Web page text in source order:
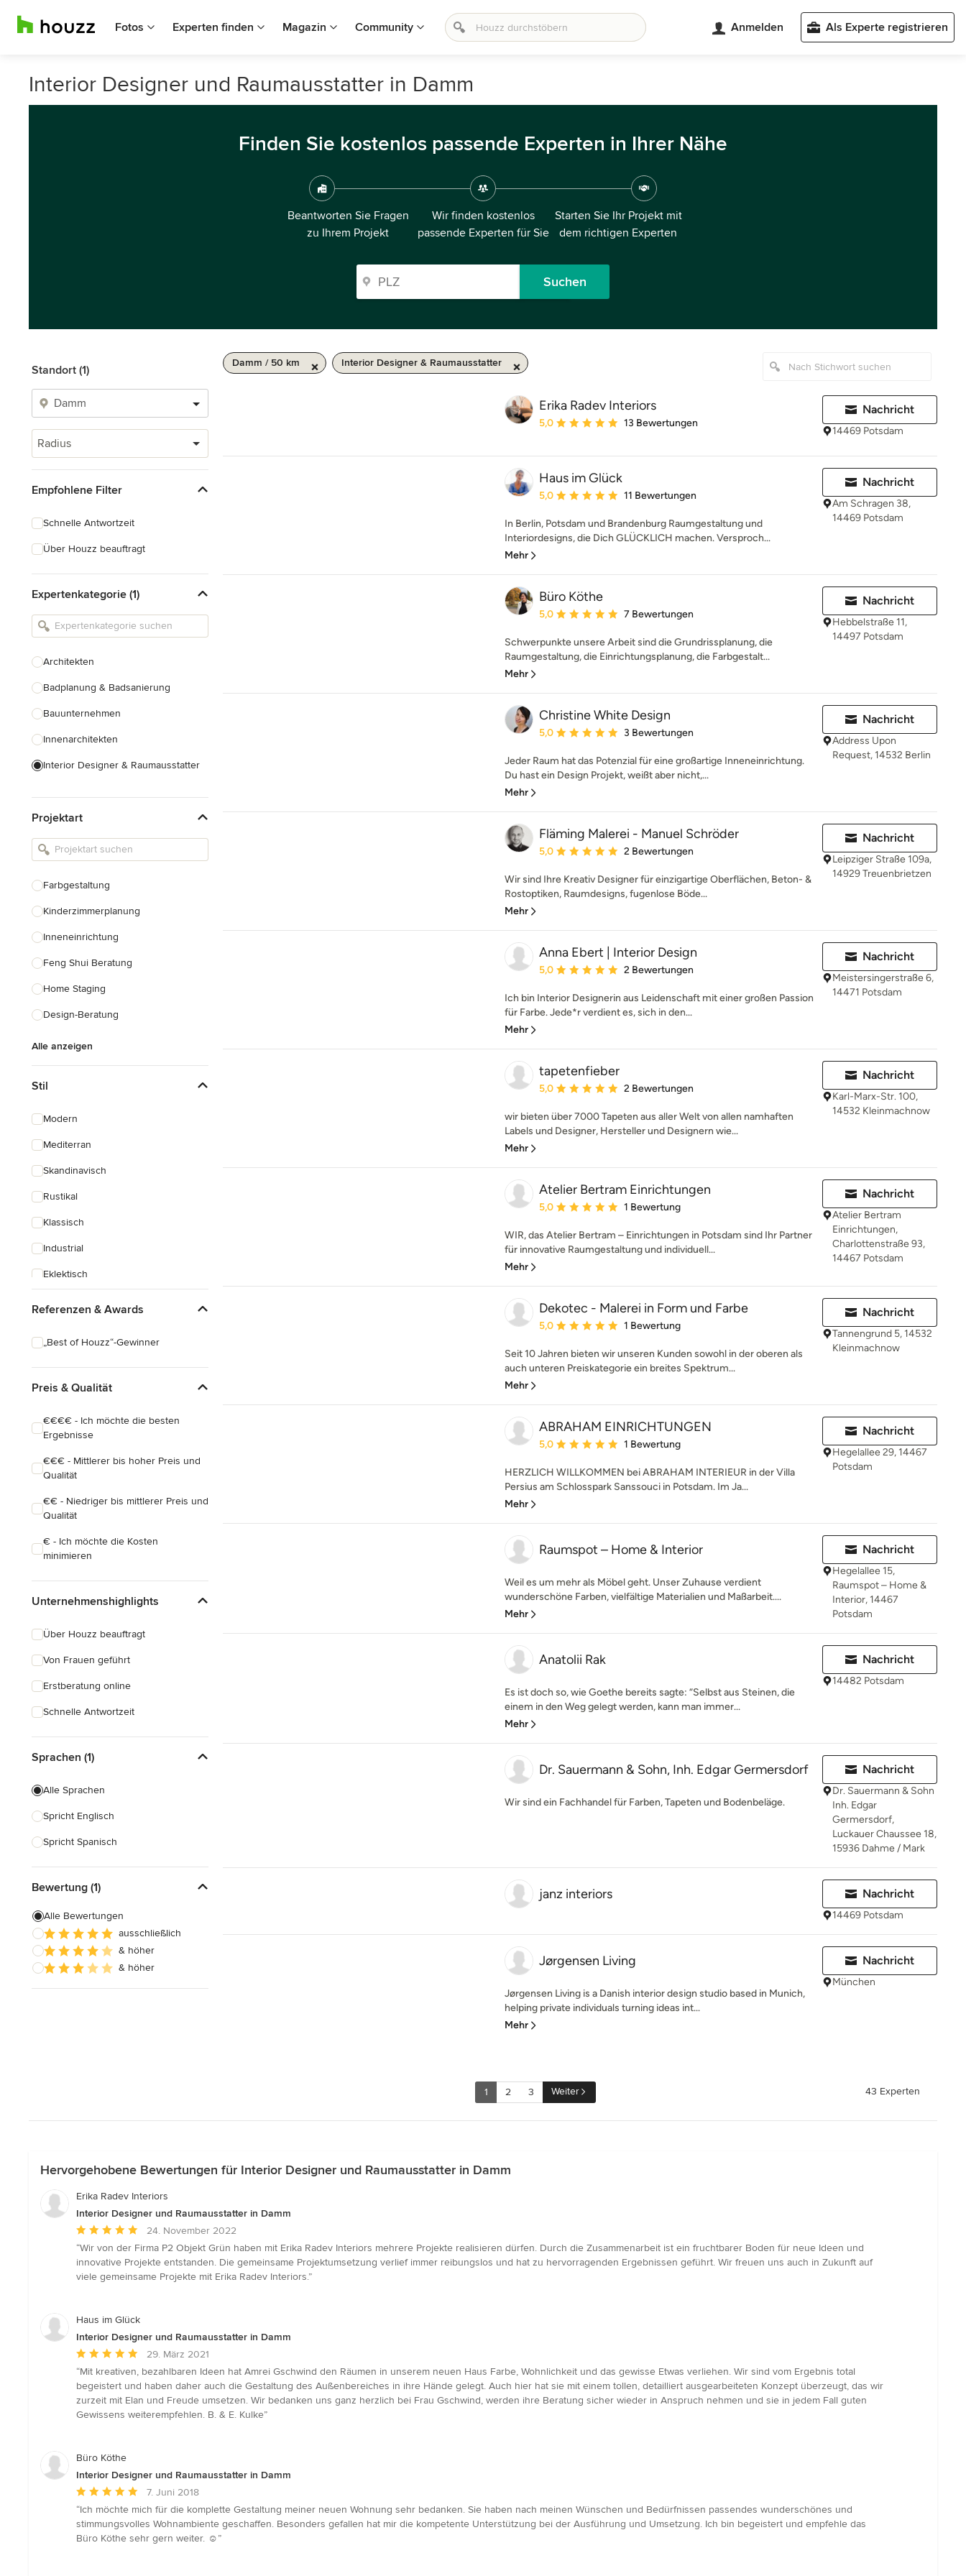
Fotos Experten finden Magazin Community Anmelden Als Experte registrieren
Interior Designer und Raumausstatter in Damm
Finden Sie kostenlos passende Experten in Ihrer Nähe
Beantworten Sie Fragen
zu Ihrem Projekt
Wir finden kostenlos
passende Experten für Sie
Starten Sie Ihr Projekt mit
dem richtigen Experten
Suchen
Standort (1)
Radius
Empfohlene Filter
Schnelle Antwortzeit
Über Houzz beauftragt
Expertenkategorie (1)
Architekten
Badplanung & Badsanierung
Bauunternehmen
Innenarchitekten
Interior Designer & Raumausstatter
Landschaftsarchitekten
Armaturen & Sanitärbedarf
Einbauschränke
Projektart
Farbgestaltung
Kinderzimmerplanung
Inneneinrichtung
Feng Shui Beratung
Home Staging
Design-Beratung
Alle anzeigen
Stil
Modern
Mediterran
Skandinavisch
Rustikal
Klassisch
Industrial
Eklektisch
Referenzen & Awards
„Best of Houzz“-Gewinner
Preis & Qualität
€€€€ - Ich möchte die besten
Ergebnisse
€€€ - Mittlerer bis hoher Preis und
Qualität
€€ - Niedriger bis mittlerer Preis und
Qualität
€ - Ich möchte die Kosten
minimieren
Unternehmenshighlights
Über Houzz beauftragt
Von Frauen geführt
Erstberatung online
Schnelle Antwortzeit
Sprachen (1)
Alle Sprachen
Spricht Englisch
Spricht Spanisch
Bewertung (1)
Alle Bewertungen
ausschließlich
& höher
& höher
Damm / 50 km Interior Designer & Raumausstatter
Erika Radev Interiors
Durchschnittliche Bewertung: 5 von 5 Sternen
5,0 13 Bewertungen
Nachricht
14469 Potsdam
Haus im Glück
Durchschnittliche Bewertung: 5 von 5 Sternen
5,0 11 Bewertungen
In Berlin, Potsdam und Brandenburg Raumgestaltung und
Interiordesigns, die Dich GLÜCKLICH machen. Versproch...
Mehr
Nachricht
Am Schragen 38,
14469 Potsdam
Büro Köthe
Durchschnittliche Bewertung: 5 von 5 Sternen
5,0 7 Bewertungen
Schwerpunkte unsere Arbeit sind die Grundrissplanung, die
Raumgestaltung, die Einrichtungsplanung, die Farbgestalt...
Mehr
Nachricht
Hebbelstraße 11,
14497 Potsdam
Christine White Design
Durchschnittliche Bewertung: 5 von 5 Sternen
5,0 3 Bewertungen
Jeder Raum hat das Potenzial für eine großartige Inneneinrichtung.
Du hast ein Design Projekt, weißt aber nicht,...
Mehr
Nachricht
Address Upon
Request, 14532 Berlin
Fläming Malerei - Manuel Schröder
Durchschnittliche Bewertung: 5 von 5 Sternen
5,0 2 Bewertungen
Wir sind Ihre Kreativ Designer für einzigartige Oberflächen, Beton- &
Rostoptiken, Raumdesigns, fugenlose Böde...
Mehr
Nachricht
Leipziger Straße 109a,
14929 Treuenbrietzen
Anna Ebert | Interior Design
Durchschnittliche Bewertung: 5 von 5 Sternen
5,0 2 Bewertungen
Ich bin Interior Designerin aus Leidenschaft mit einer großen Passion
für Farbe. Jede*r verdient es, sich in den...
Mehr
Nachricht
Meistersingerstraße 6,
14471 Potsdam
tapetenfieber
Durchschnittliche Bewertung: 5 von 5 Sternen
5,0 2 Bewertungen
wir bieten über 7000 Tapeten aus aller Welt von allen namhaften
Labels und Designer, Hersteller und Designern wie...
Mehr
Nachricht
Karl-Marx-Str. 100,
14532 Kleinmachnow
Atelier Bertram Einrichtungen
Durchschnittliche Bewertung: 5 von 5 Sternen
5,0 1 Bewertung
WIR, das Atelier Bertram – Einrichtungen in Potsdam sind Ihr Partner
für innovative Raumgestaltung und individuell...
Mehr
Nachricht
Atelier Bertram
Einrichtungen,
Charlottenstraße 93,
14467 Potsdam
Dekotec - Malerei in Form und Farbe
Durchschnittliche Bewertung: 5 von 5 Sternen
5,0 1 Bewertung
Seit 10 Jahren bieten wir unseren Kunden sowohl in der oberen als
auch unteren Preiskategorie ein breites Spektrum...
Mehr
Nachricht
Tannengrund 5, 14532
Kleinmachnow
ABRAHAM EINRICHTUNGEN
Durchschnittliche Bewertung: 5 von 5 Sternen
5,0 1 Bewertung
HERZLICH WILLKOMMEN bei ABRAHAM INTERIEUR in der Villa
Persius am Schlosspark Sanssouci in Potsdam. Im Ja...
Mehr
Nachricht
Hegelallee 29, 14467
Potsdam
Raumspot – Home & Interior
Weil es um mehr als Möbel geht. Unser Zuhause verdient
wunderschöne Farben, vielfältige Materialien und Maßarbeit....
Mehr
Nachricht
Hegelallee 15,
Raumspot – Home &
Interior, 14467
Potsdam
Anatolii Rak
Es ist doch so, wie Goethe bereits sagte: “Selbst aus Steinen, die
einem in den Weg gelegt werden, kann man immer...
Mehr
Nachricht
14482 Potsdam
Dr. Sauermann & Sohn, Inh. Edgar Germersdorf
Wir sind ein Fachhandel für Farben, Tapeten und Bodenbeläge.
Nachricht
Dr. Sauermann & Sohn
Inh. Edgar
Germersdorf,
Luckauer Chaussee 18,
15936 Dahme / Mark
janz interiors Nachricht
14469 Potsdam
Jørgensen Living
Jørgensen Living is a Danish interior design studio based in Munich,
helping private individuals turning ideas int...
Mehr
Nachricht
München
1 2 3 Weiter 43 Experten
Hervorgehobene Bewertungen für Interior Designer und Raumausstatter in Damm
Erika Radev Interiors
Interior Designer und Raumausstatter in Damm
Durchschnittliche
Bewertung:
5
von
24. November 2022
“Wir von der Firma P2 Objekt Grün haben mit Erika Radev Interiors mehrere Projekte realisieren dürfen. Durch die Zusammenarbeit ist ein fruchtbarer Boden für neue Ideen und
innovative Projekte entstanden. Die gemeinsame Projektumsetzung verlief immer reibungslos und hat zu hervorragenden Ergebnissen geführt. Wir freuen uns auch in Zukunft auf
viele gemeinsame Projekte mit Erika Radev Interiors.”
Haus im Glück
Interior Designer und Raumausstatter in Damm
Durchschnittliche
Bewertung:
5
von
5
29. März 2021
“Mit kreativen, bezahlbaren Ideen hat Amrei Gschwind den Räumen in unserem neuen Haus Farbe, Wohnlichkeit und das gewisse Etwas verliehen. Wir sind vom Ergebnis total
begeistert und haben daher auch die Gestaltung des Außenbereiches in ihre Hände gelegt. Auch hier hat sie mit einem tollen, detailliert ausgearbeiteten Konzept überzeugt, das wir
zurzeit mit Elan und Freude umsetzen. Wir bedanken uns ganz herzlich bei Frau Gschwind, werden ihre Beratung sicher wieder in Anspruch nehmen und sie in jedem Fall guten
Gewissens weiterempfehlen. B. & E. Kulke”
Büro Köthe
Interior Designer und Raumausstatter in Damm
Durchschnittliche
Bewertung:
5
von
7. Juni 2018
“Ich möchte mich für die komplette Gestaltung meiner neuen Wohnung sehr bedanken. Sie haben nach meinen Wünschen und Bedürfnissen passendes wunderschönes und
stimmungsvolles Wohnambiente geschaffen. Besonders gefallen hat mir die kompetente Unterstützung bei der Ausführung und Umsetzung. Ich bin begeistert und empfehle das
Büro Köthe sehr gern weiter. ☺️”